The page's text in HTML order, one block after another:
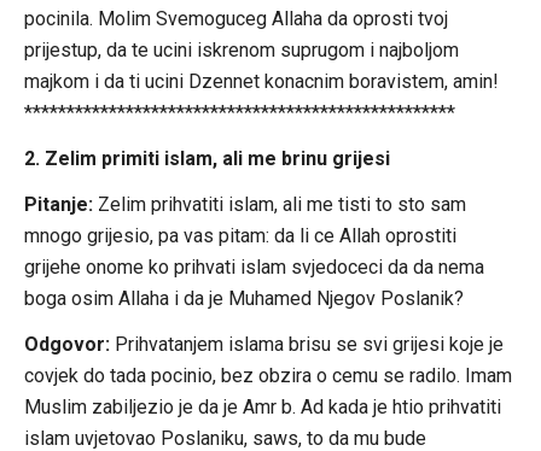
pocinila. Molim Svemoguceg Allaha da oprosti tvoj
prijestup, da te ucini iskrenom suprugom i najboljom
majkom i da ti ucini Dzennet konacnim boravistem, amin!
***************************************************
2. Zelim primiti islam, ali me brinu grijesi
Pitanje:Zelim prihvatiti islam, ali me tisti to sto sam
mnogo grijesio, pa vas pitam: da li ce Allah oprostiti
grijehe onome ko prihvati islam svjedoceci da da nema
boga osim Allaha i da je Muhamed Njegov Poslanik?
Odgovor: Prihvatanjem islama brisu se svi grijesi koje je
covjek do tada pocinio, bez obzira o cemu se radilo. Imam
Muslim zabiljezio je da je Amr b. Ad kada je htio prihvatiti
islam uvjetovao Poslaniku, saws, to da mu bude